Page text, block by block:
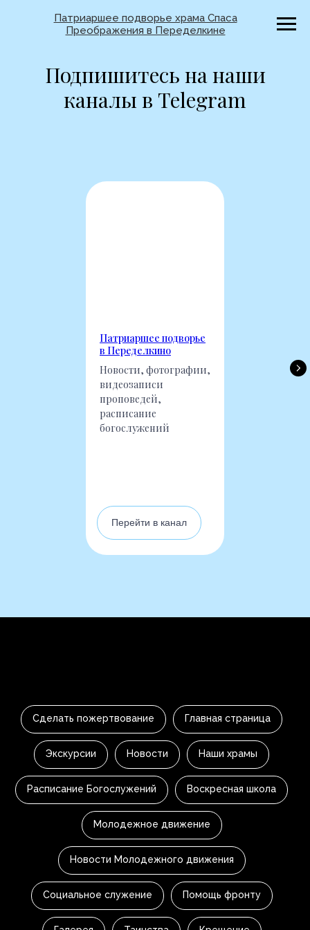
Патриаршее подворье храма Спаса
Преображения в Переделкине
Подпишитесь на наши
каналы в Telegram
Патриаршее подворье
в Переделкино
Новости, фотографии,
видеозаписи
проповедей,
расписание
богослужений
Перейти в канал
Сделать пожертвование Главная страница
Экскурсии Новости Наши храмы
Расписание Богослужений Воскресная школа
Молодежное движение
Новости Молодежного движения
Социальное служение Помощь фронту